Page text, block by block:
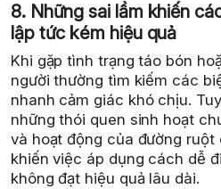
8. Những sai lầm khiến
lập tức kém hiệu quả
Khi gặp tình trạng táo bón
người thường tìm kiếm các
nhanh cảm giác khó chịu.
những thói quen sinh hoạt
và hoạt động của đường
khiến việc áp dụng cách dễ
không đạt hiệu quả lâu dài.